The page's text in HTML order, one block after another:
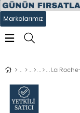
Markalarımız